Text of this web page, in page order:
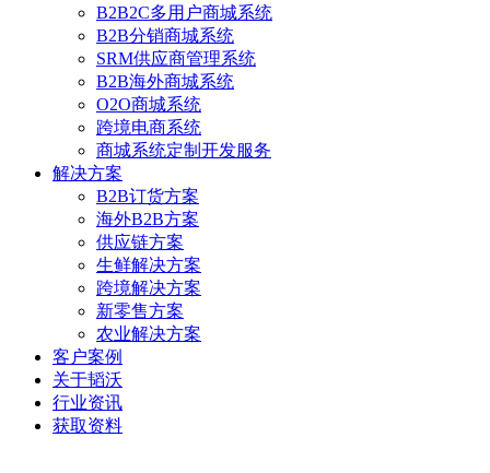
B2B2C多用户商城系统
B2B分销商城系统
SRM供应商管理系统
B2B海外商城系统
O2O商城系统
跨境电商系统
商城系统定制开发服务
解决方案
B2B订货方案
海外B2B方案
供应链方案
生鲜解决方案
跨境解决方案
新零售方案
农业解决方案
客户案例
关于韬沃
行业资讯
获取资料